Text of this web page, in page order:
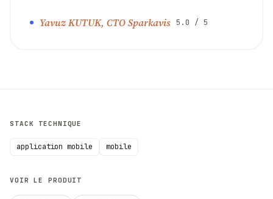
Yavuz KUTUK, CTO Sparkavis 5.0 / 5
STACK TECHNIQUE
application mobile mobile
VOIR LE PRODUIT